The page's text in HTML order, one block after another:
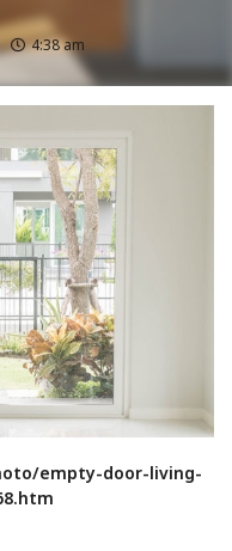
4:38 am
empty-door-living-